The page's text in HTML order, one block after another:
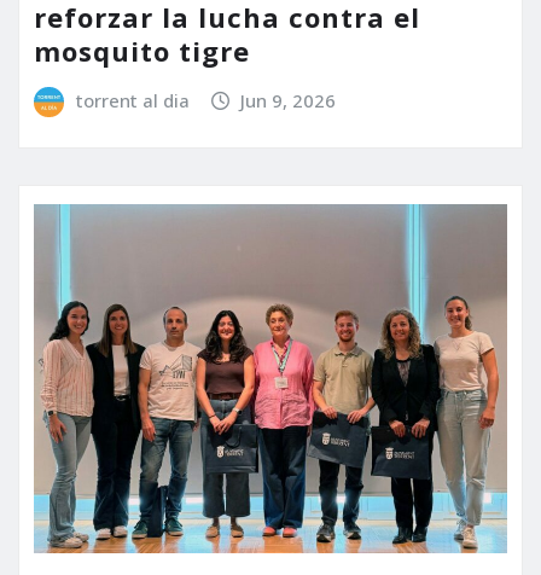
reforzar la lucha contra el
mosquito tigre
torrent al dia Jun 9, 2026